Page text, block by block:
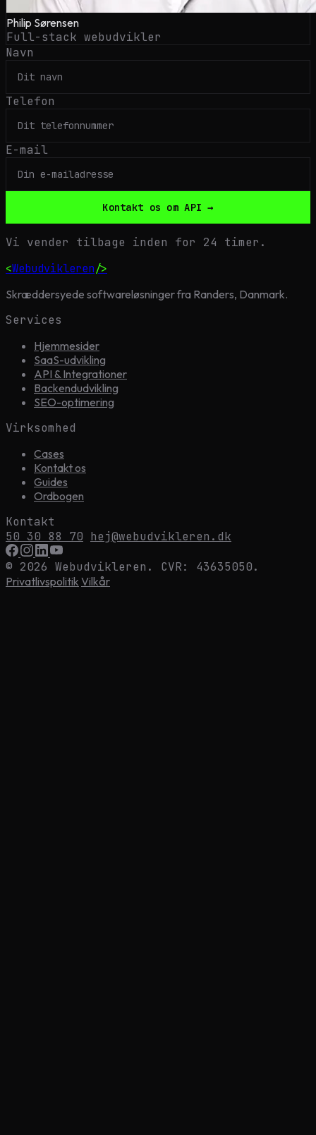
Philip Sørensen
Full-stack webudvikler
Navn
Telefon
E-mail
Kontakt os om API →
Vi vender tilbage inden for 24 timer.
<Webudvikleren/>
Skræddersyede softwareløsninger fra Randers, Danmark.
Services
Hjemmesider
SaaS-udvikling
API & Integrationer
Backendudvikling
SEO-optimering
Virksomhed
Cases
Kontakt os
Guides
Ordbogen
Kontakt
50 30 88 70 hej@webudvikleren.dk
© 2026 Webudvikleren. CVR: 43635050.
Privatlivspolitik Vilkår